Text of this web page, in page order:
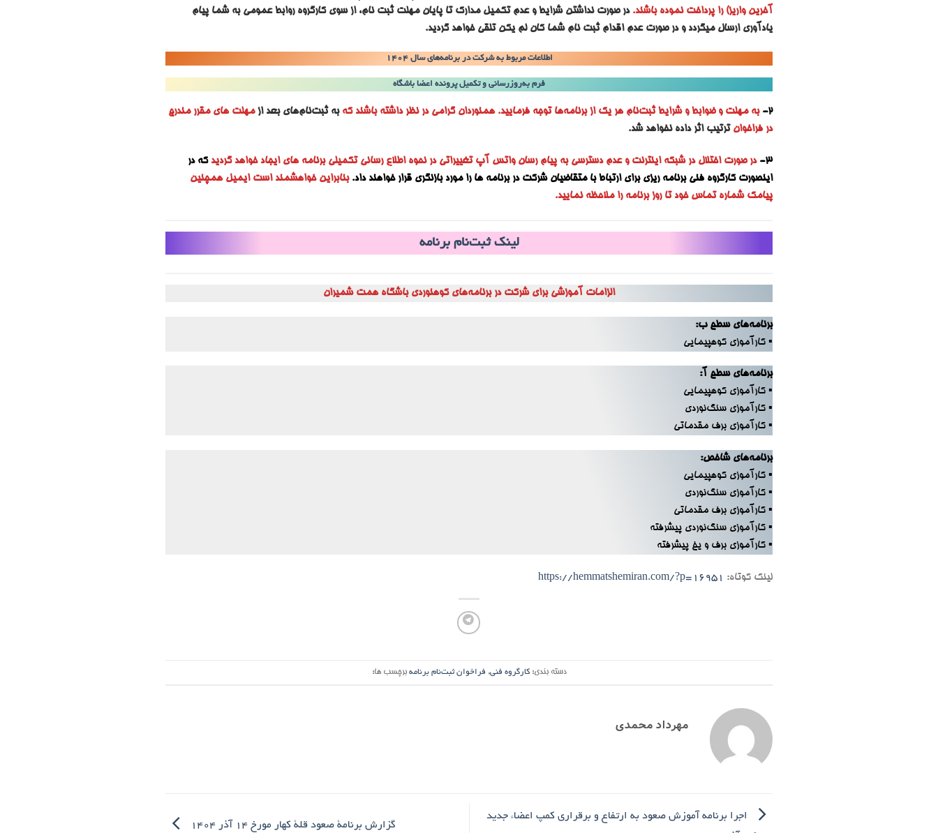
آخرین واریز) را پرداخت نموده باشند.در صورت نداشتن شرایط و عدم تکمیل مدارک تا پایان مهلت ثبت نام، از سوی کارگروه روابط عمومی به شما پیام
یادآوری ارسال میگردد و در صورت عدم اقدام ثبت نام شما کان لم یکن تلقی خواهد گردید.
اطلاعات مربوط به شرکت در برنامه‌های سال ۱۴۰۴
فرم به‌روزرسانی و تکمیل پرونده اعضا باشگاه
2- به مهلت و ضوابط و شرایط ثبت‌نام هر یک از برنامه‌ها توجه فرمایید. همنوردان گرامی در نظر داشته باشند که به ثبت‌نام‌های بعد ازمهلت های مقرر مندرج
در فراخوانترتیب اثر داده نخواهد شد.
3- در صورت اختلال در شبکه اینترنت و عدم دسترسی به پیام رسان واتس آپ تغییراتی در نحوه اطلاع رسانی تکمیلی برنامه های ایجاد خواهد گردید که در
اینصورت کارگروه فنی برنامه ریزی برای ارتباط با متقاضیان شرکت در برنامه ها را مورد بازنگری قرار خواهند داد. بنابراین خواهشمند است ایمیل همچنین
پیامک شماره تماس خود تا روز برنامه را ملاحظه نمایید.
لینک ثبت‌نام برنامه
الزامات آموزشی برای شرکت در برنامه‌های کوهنوردی باشگاه همت شمیران
برنامه‌های سطح ب:
▪ کارآموزی کوهپیمایی
برنامه‌های سطح آ:
▪ کارآموزی کوهپیمایی
▪ کارآموزی سنگ‌نوردی
▪ کارآموزی برف مقدماتی
برنامه‌های شاخص:
▪ کارآموزی کوهپیمایی
▪ کارآموزی سنگ‌نوردی
▪ کارآموزی برف مقدماتی
▪ کارآموزی سنگ‌نوردی پیشرفته
▪ کارآموزی برف و یخ پیشرفته
لینک کوتاه: https://hemmatshemiran.com/?p=16951
دسته بندی:کارگروه فنی, فراخوان ثبت‌نام برنامه برچسب ها:
مهرداد محمدی
اجرا برنامه آموزش صعود به ارتفاع و برقراری کمپ اعضاء جدید
گزارش برنامۀ صعود قلۀ کهار مورخ ۱۴ آذر ۱۴۰۴